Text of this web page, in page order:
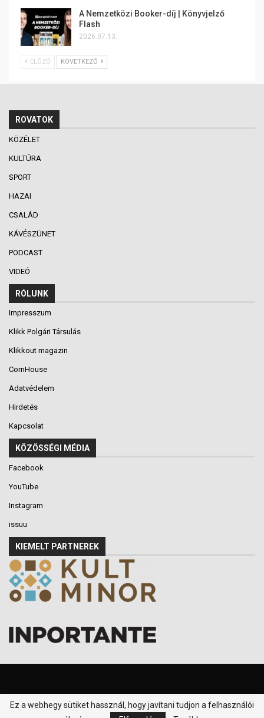
A Nemzetközi Booker-díj | Könyvjelző
Flash
2026.07.13.
ELŐZŐ KÖVETKEZŐ
ROVATOK
KÖZÉLET
KULTÚRA
SPORT
HAZAI
CSALÁD
KÁVÉSZÜNET
PODCAST
VIDEÓ
RÓLUNK
Impresszum
Klikk Polgári Társulás
Klikkout magazin
CornHouse
Adatvédelem
Hirdetés
Kapcsolat
KÖZÖSSÉGI MÉDIA
Facebook
YouTube
Instagram
issuu
KIEMELT PARTNEREK
© 2016-2026 - Klikk P.T. - Minden jog fenntartva.
Ez a webhegy sütiket hassznál, hogy javítani tudjon a felhasználói